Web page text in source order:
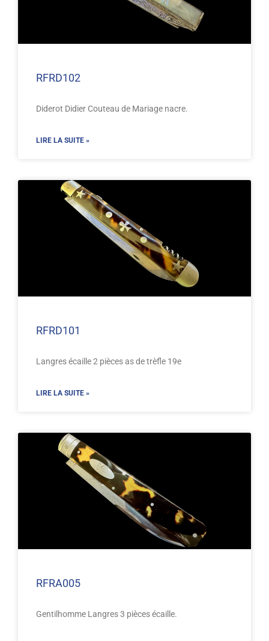
RFRD102
Diderot Didier Couteau de Mariage nacre.
LIRE LA SUITE »
RFRD101
Langres écaille 2 pièces as de trèfle 19e
LIRE LA SUITE »
RFRA005
Gentilhomme Langres 3 pièces écaille.